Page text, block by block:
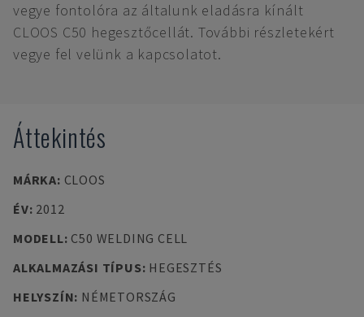
vegye fontolóra az általunk eladásra kínált
CLOOS C50 hegesztőcellát. További részletekért
vegye fel velünk a kapcsolatot.
Áttekintés
MÁRKA: CLOOS
ÉV: 2012
MODELL: C50 WELDING CELL
ALKALMAZÁSI TÍPUS: HEGESZTÉS
HELYSZÍN: NÉMETORSZÁG